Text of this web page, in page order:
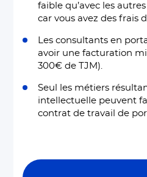
faible qu’avec les
car vous avez des frais
Les consultants en
avoir une facturation
300€ de TJM).
Seul les métiers
intellectuelle peuvent
contrat de travail de